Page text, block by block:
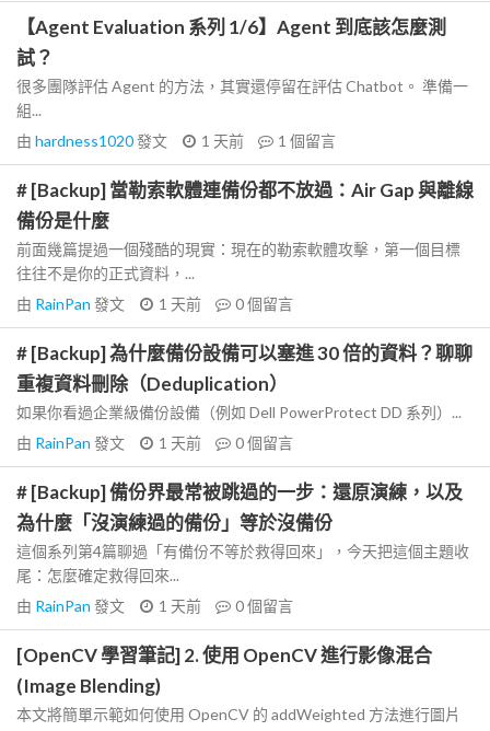
【Agent Evaluation 系列 1/6】Agent 到底該怎麼測
試？
很多團隊評估 Agent 的方法，其實還停留在評估 Chatbot。 準備一
組...
由 hardness1020發文 1 天前 1 個留言
# [Backup] 當勒索軟體連備份都不放過：Air Gap 與離線
備份是什麼
前面幾篇提過一個殘酷的現實：現在的勒索軟體攻擊，第一個目標
往往不是你的正式資料，...
由 RainPan 發文 1 天前 0個留言
# [Backup] 為什麼備份設備可以塞進 30 倍的資料？聊聊
重複資料刪除（Deduplication）
如果你看過企業級備份設備（例如 Dell PowerProtect DD 系列）...
由 RainPan 發文 1 天前 0個留言
# [Backup] 備份界最常被跳過的一步：還原演練，以及
為什麼「沒演練過的備份」等於沒備份
這個系列第4篇聊過「有備份不等於救得回來」，今天把這個主題收
尾：怎麼確定救得回來...
由 RainPan 發文 1 天前 0個留言
[OpenCV 學習筆記] 2. 使用 OpenCV 進行影像混合
(Image Blending)
本文將簡單示範如何使用 OpenCV 的 addWeighted 方法進行圖片